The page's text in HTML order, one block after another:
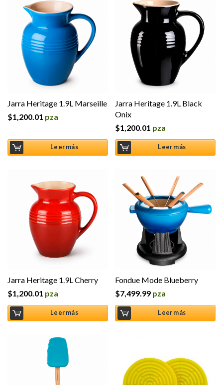
Jarra Heritage 1.9L Marseille
$1,200.01 pza
Leer más
Jarra Heritage 1.9L Black
Onix
$1,200.01 pza
Leer más
Jarra Heritage 1.9L Cherry
$1,200.01 pza
Leer más
Fondue Mode Blueberry
$7,499.99 pza
Leer más